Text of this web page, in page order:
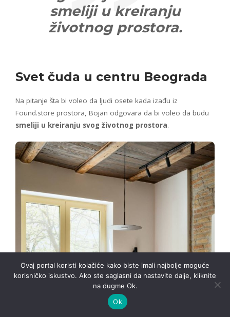
smeliji u kreiranju
životnog prostora.
Svet čuda u centru Beograda
Na pitanje šta bi voleo da ljudi osete kada izađu iz
Found.store prostora, Bojan odgovara da bi voleo da budu
smeliji u kreiranju svog životnog prostora.
Ovaj portal koristi kolačiće kako biste imali najbolje moguće
korisničko iskustvo. Ako ste saglasni da nastavite dalje, kliknite
na dugme Ok.
Ok